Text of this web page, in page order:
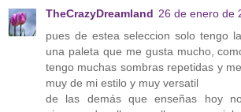
TheCrazyDreamland 26 de enero de
pues de estea seleccion solo tengo
una paleta que me gusta mucho,
tengo muchas sombras repetidas y
muy de mi estilo y muy versatil
de las demás que enseñas hoy